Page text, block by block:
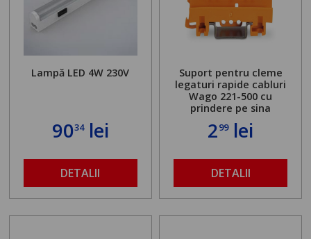
Lampă LED 4W 230V
9034lei
DETALII
Suport pentru cleme
legaturi rapide cabluri
Wago 221-500 cu
prindere pe sina
299lei
DETALII